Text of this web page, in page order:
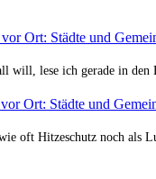
Ort: Städte und
will, lese ich gerade in
Ort: Städte und
oft Hitzeschutz noch als